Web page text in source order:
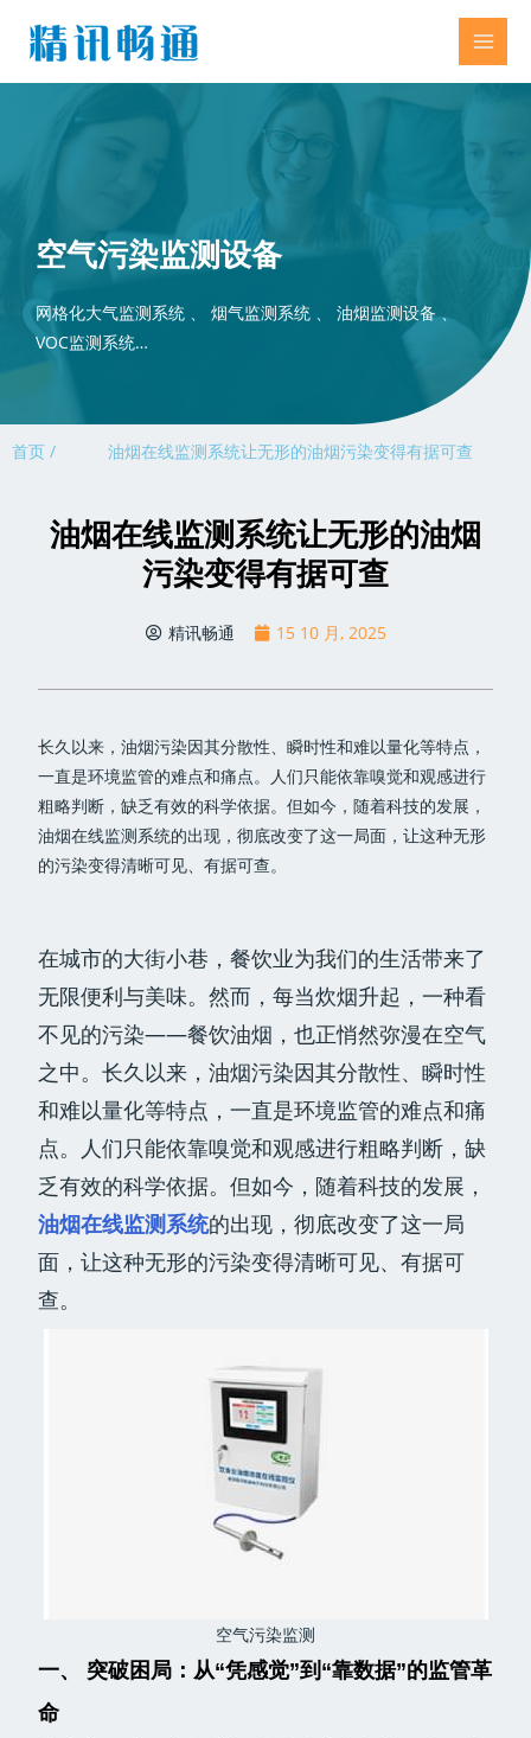
空气污染监测设备
网格化大气监测系统 、 烟气监测系统 、 油烟监测设备 、
VOC监测系统…
首页 / 油烟在线监测系统让无形的油烟污染变得有据可查
油烟在线监测系统让无形的油烟
污染变得有据可查
精讯畅通 15 10 月, 2025
长久以来，油烟污染因其分散性、瞬时性和难以量化等特点，
一直是环境监管的难点和痛点。人们只能依靠嗅觉和观感进行
粗略判断，缺乏有效的科学依据。但如今，随着科技的发展，
油烟在线监测系统的出现，彻底改变了这一局面，让这种无形
的污染变得清晰可见、有据可查。
在城市的大街小巷，餐饮业为我们的生活带来了
无限便利与美味。然而，每当炊烟升起，一种看
不见的污染——餐饮油烟，也正悄然弥漫在空气
之中。长久以来，油烟污染因其分散性、瞬时性
和难以量化等特点，一直是环境监管的难点和痛
点。人们只能依靠嗅觉和观感进行粗略判断，缺
乏有效的科学依据。但如今，随着科技的发展，
油烟在线监测系统的出现，彻底改变了这一局
面，让这种无形的污染变得清晰可见、有据可
查。
空气污染监测
一、 突破困局：从“凭感觉”到“靠数据”的监管革
命